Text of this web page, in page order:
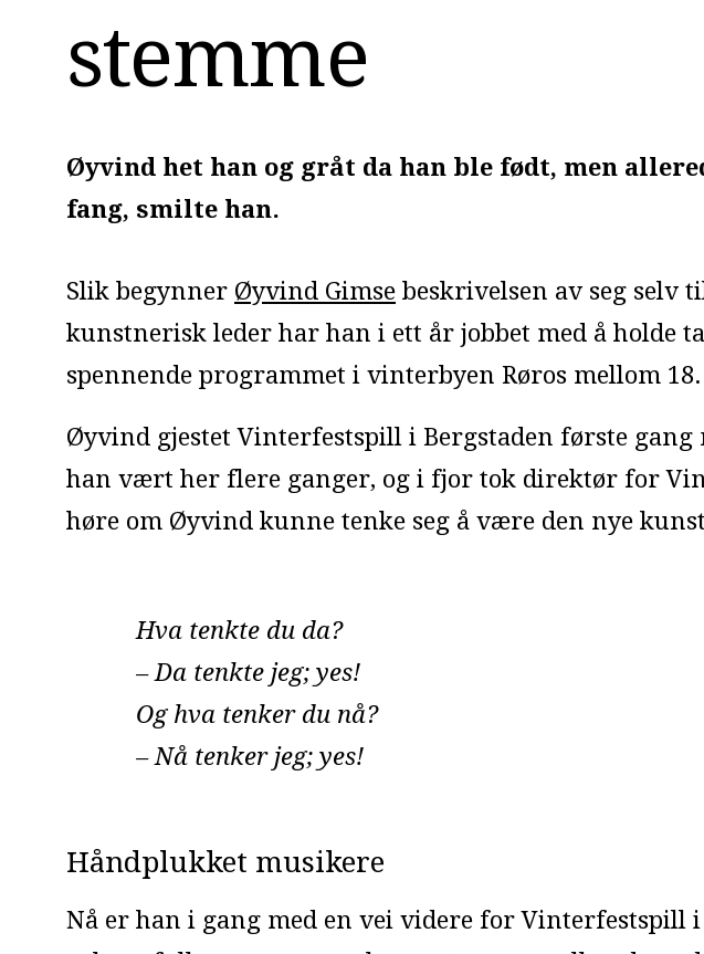
stemme
Øyvind het han og gråt da han ble født, men
fang, smilte han.
Slik begynner Øyvind Gimse beskrivelsen av seg selv
kunstnerisk leder har han i ett år jobbet med å holde
spennende programmet i vinterbyen Røros mellom
Øyvind gjestet Vinterfestspill i Bergstaden første gang
han vært her flere ganger, og i fjor tok direktør for
høre om Øyvind kunne tenke seg å være den nye
Hva tenkte du da?
– Da tenkte jeg; yes!
Og hva tenker du nå?
– Nå tenker jeg; yes!
Håndplukket musikere
Nå er han i gang med en vei videre for Vinterfestspill